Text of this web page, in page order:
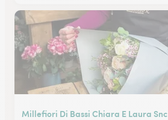
Millefiori Di Bassi Chiara E Laura Snc